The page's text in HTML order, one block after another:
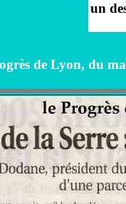
un
de Lyon, du